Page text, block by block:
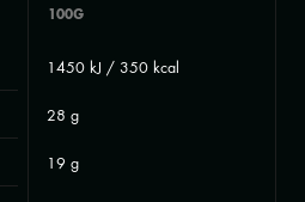
100G
1450 kJ / 350 kcal
28 g
19 g